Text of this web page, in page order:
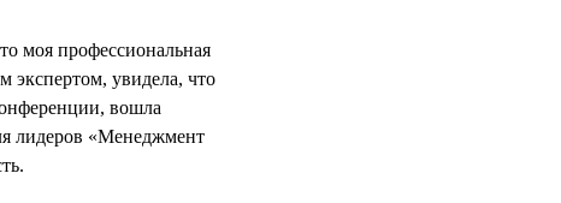
моя профессиональная
экспертом, увидела, что
вошла
лидеров «Менеджмент